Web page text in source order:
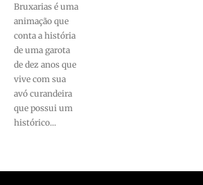
Bruxarias é uma
animação que
conta a história
de uma garota
de dez anos que
vive com sua
avó curandeira
que possui um
histórico...